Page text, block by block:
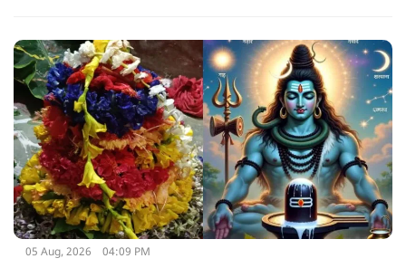
05 Aug, 2026 04:09 PM